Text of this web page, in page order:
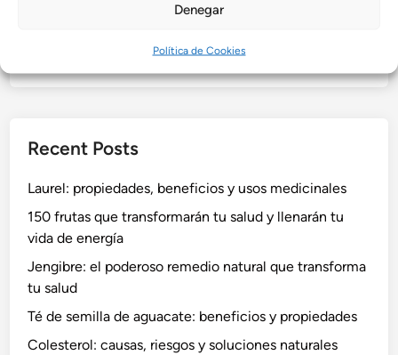
Denegar
Política de Cookies
Recent Posts
Laurel: propiedades, beneficios y usos medicinales
150 frutas que transformarán tu salud y llenarán tu
vida de energía
Jengibre: el poderoso remedio natural que transforma
tu salud
Té de semilla de aguacate: beneficios y propiedades
Colesterol: causas, riesgos y soluciones naturales